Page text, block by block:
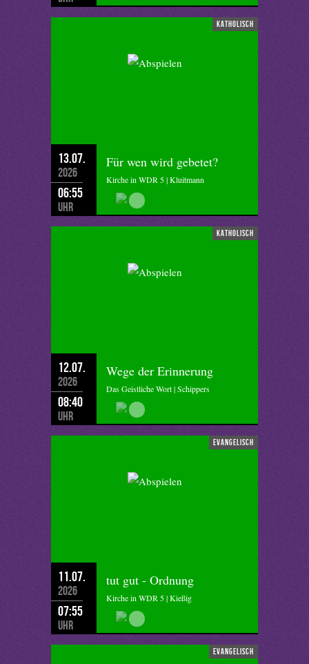
katholisch
13.07.
2026
06:55
Uhr
Für wen wird gebetet?
Kirche in WDR 5 | Kluitmann
katholisch
12.07.
2026
08:40
Uhr
Wege der Erinnerung
Das Geistliche Wort | Schippers
evangelisch
11.07.
2026
07:55
Uhr
tut gut - Ordnung
Kirche in WDR 5 | Kießig
evangelisch